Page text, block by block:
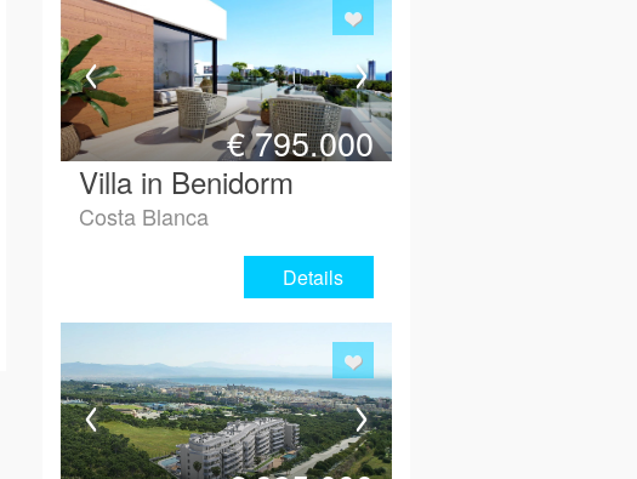
€ 795.000
Villa in Benidorm
Costa Blanca
Details